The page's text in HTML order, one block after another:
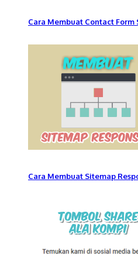
Cara Membuat Contact
Cara Membuat Sitemap